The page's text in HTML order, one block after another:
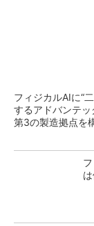
フィジカルAIに“
するアドバンテッ
第3の製造拠点を